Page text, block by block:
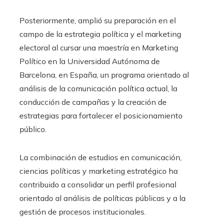
Posteriormente, amplió su preparación en el
campo de la estrategia política y el marketing
electoral al cursar una maestría en Marketing
Político en la Universidad Autónoma de
Barcelona, en España, un programa orientado al
análisis de la comunicación política actual, la
conducción de campañas y la creación de
estrategias para fortalecer el posicionamiento
público.
La combinación de estudios en comunicación,
ciencias políticas y marketing estratégico ha
contribuido a consolidar un perfil profesional
orientado al análisis de políticas públicas y a la
gestión de procesos institucionales.